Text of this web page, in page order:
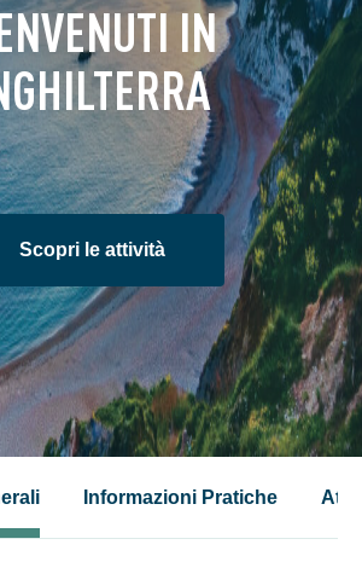
IN
Scopri le attività
Informazioni Pratiche